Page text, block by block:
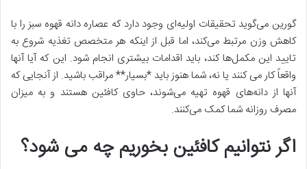
گورین می‌گوید تحقیقات اولیه‌ای وجود دارد که عصاره دانه قهوه سبز را با
کاهش وزن مرتبط می‌کند، اما قبل از اینکه هر متخصص تغذیه‌ شروع به
تایید این مکمل‌ها کند، باید اقدامات بیشتری انجام شود. این که آیا آنها
واقعاً کار می کنند یا نه، شما هنوز باید *بسیار** مراقب باشید. از آنجایی که
آنها از دانه‌های قهوه تهیه می‌شوند، حاوی کافئین هستند و به میزان
مصرف روزانه شما کمک می‌کنند.
اگر نتوانیم کافئین بخوریم چه می شود؟